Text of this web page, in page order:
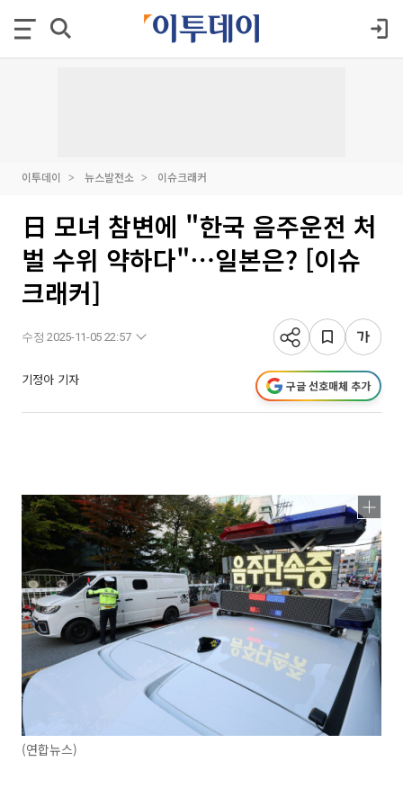
이투데이 뉴스발전소 이슈크래커
日 모녀 참변에 "한국 음주운전 처
벌 수위 약하다"⋯일본은? [이슈
크래커]
수정 2025-11-05 22:57
기정아 기자 구글 선호매체 추가
(연합뉴스)